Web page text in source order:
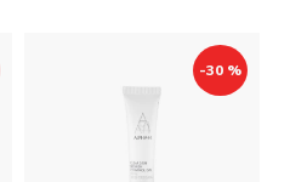
-30 %